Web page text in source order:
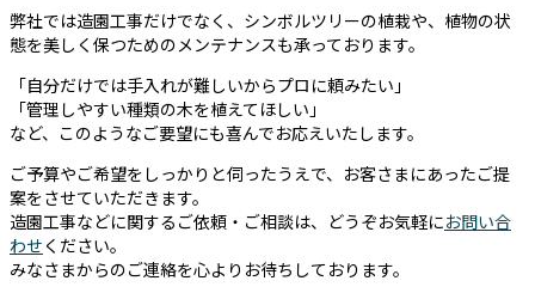
弊社では造園工事だけでなく、シンボルツリーの植栽や、植物の状
態を美しく保つためのメンテナンスも承っております。
「自分だけでは手入れが難しいからプロに頼みたい」
「管理しやすい種類の木を植えてほしい」
など、このようなご要望にも喜んでお応えいたします。
ご予算やご希望をしっかりと伺ったうえで、お客さまにあったご提
案をさせていただきます。
造園工事などに関するご依頼・ご相談は、どうぞお気軽にお問い合
わせ ください。
みなさまからのご連絡を心よりお待ちしております。